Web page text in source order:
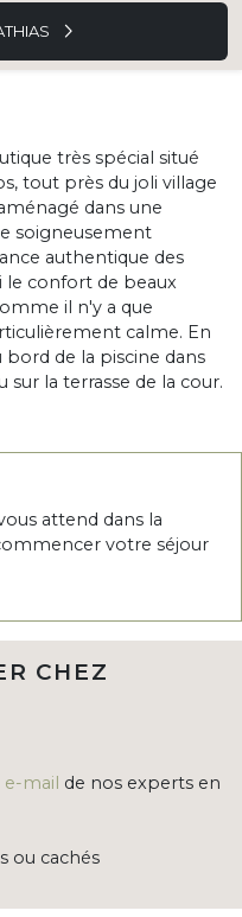
très spécial situé
tout près du joli village
dans une
soigneusement
authentique des
le confort de beaux
il n'y a que
calme. En
de la piscine dans
la terrasse de la cour.
attend dans la
votre séjour
CHEZ
e-mail de nos experts en
ou cachés